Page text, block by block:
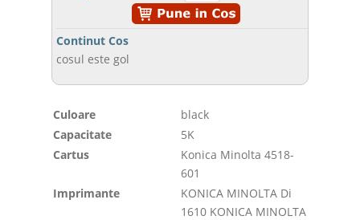
Continut Cos
cosul este gol
Culoare
black
Capacitate
5K
Cartus
Konica Minolta 4518-
601
Imprimante
KONICA MINOLTA Di
1610 KONICA MINOLTA